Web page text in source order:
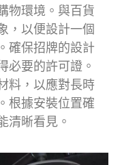
物環境。與百貨
，以便設計一個
確保招牌的設計
必要的許可證。
料，以應對長時
根據安裝位置確
清晰看見。